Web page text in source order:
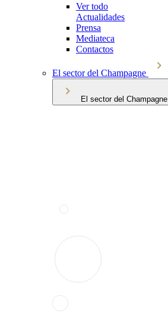
Ver todo
Actualidades
Prensa
Mediateca
Contactos
El sector del Champagne
El sector del Champagne